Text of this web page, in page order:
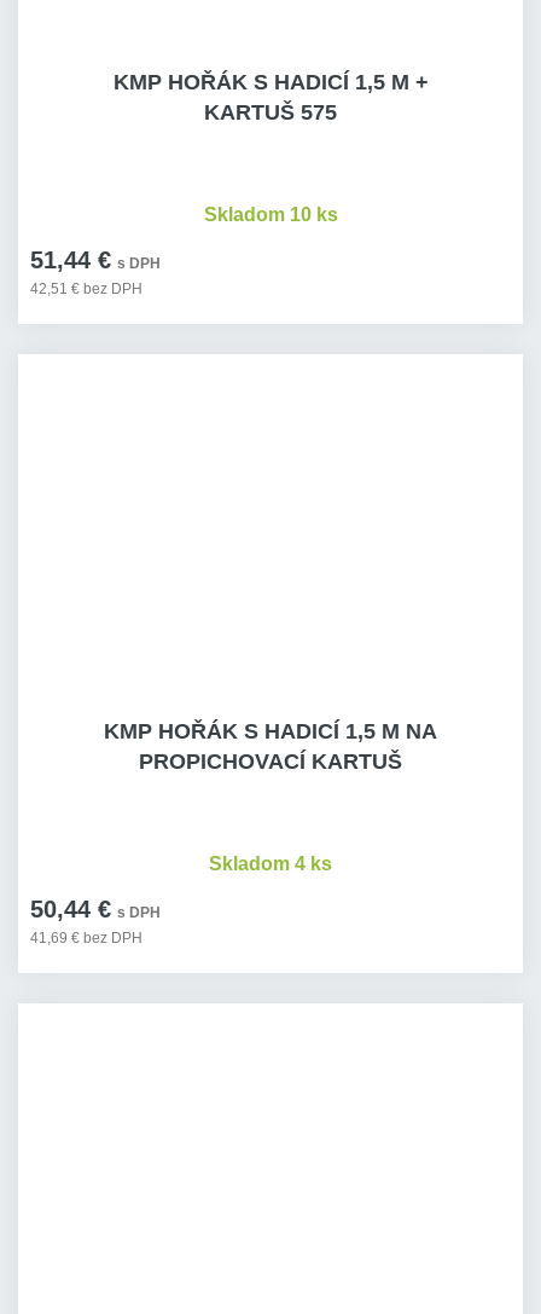
KMP HOŘÁK S HADICÍ 1,5 M +
KARTUŠ 575
51,44 € s DPH
42,51 € bez DPH
Skladom 10 ks
KMP HOŘÁK S HADICÍ 1,5 M NA
PROPICHOVACÍ KARTUŠ
50,44 € s DPH
41,69 € bez DPH
Skladom 4 ks